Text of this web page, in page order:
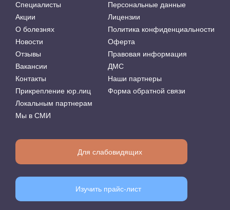
Специалисты
Акции
О болезнях
Новости
Отзывы
Вакансии
Контакты
Прикрепление юр.лиц
Локальным партнерам
Мы в СМИ
Персональные данные
Лицензии
Политика конфиденциальности
Оферта
Правовая информация
ДМС
Наши партнеры
Форма обратной связи
Для слабовидящих
Изучить прайс-лист